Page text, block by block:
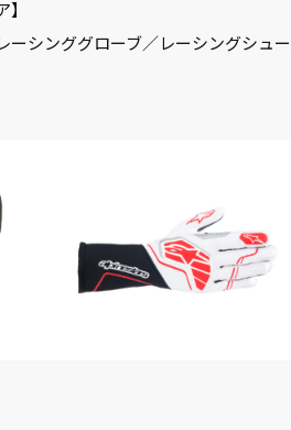
】
ーシンググローブ／レーシングシュ